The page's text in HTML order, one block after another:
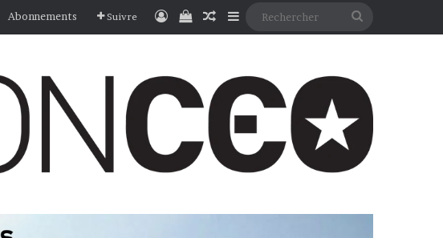
Abonnements Suivre Connexion
Voir votre panier
Article Aléatoire
Sidebar (barre latérale)